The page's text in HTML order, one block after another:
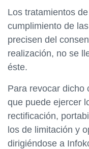
Los tratamientos
cumplimiento de
precisen del
realización, no se
éste.
Para revocar dicho
que puede ejercer
rectificación,
los de limitación y
dirigiéndose a